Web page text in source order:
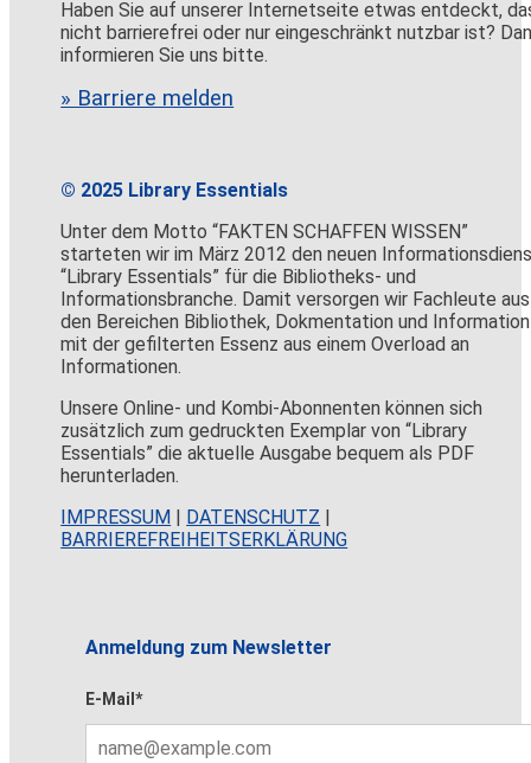
Haben Sie auf unserer Internetseite etwas entdeckt,
nicht barrierefrei oder nur eingeschränkt nutzbar ist?
informieren Sie uns bitte.
» Barriere melden
© 2025 Library Essentials
Unter dem Motto “FAKTEN SCHAFFEN WISSEN”
starteten wir im März 2012 den neuen
“Library Essentials” für die Bibliotheks- und
Informationsbranche. Damit versorgen wir Fachleute aus
den Bereichen Bibliothek, Dokmentation und Information
mit der gefilterten Essenz aus einem Overload an
Informationen.
Unsere Online- und Kombi-Abonnenten können sich
zusätzlich zum gedruckten Exemplar von “Library
Essentials” die aktuelle Ausgabe bequem als PDF
herunterladen.
IMPRESSUM | DATENSCHUTZ |
BARRIEREFREIHEITSERKLÄRUNG
Anmeldung zum Newsletter
E-Mail*